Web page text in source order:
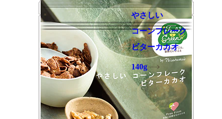
やさしい
コーンフレーク
ビターカカオ
140g